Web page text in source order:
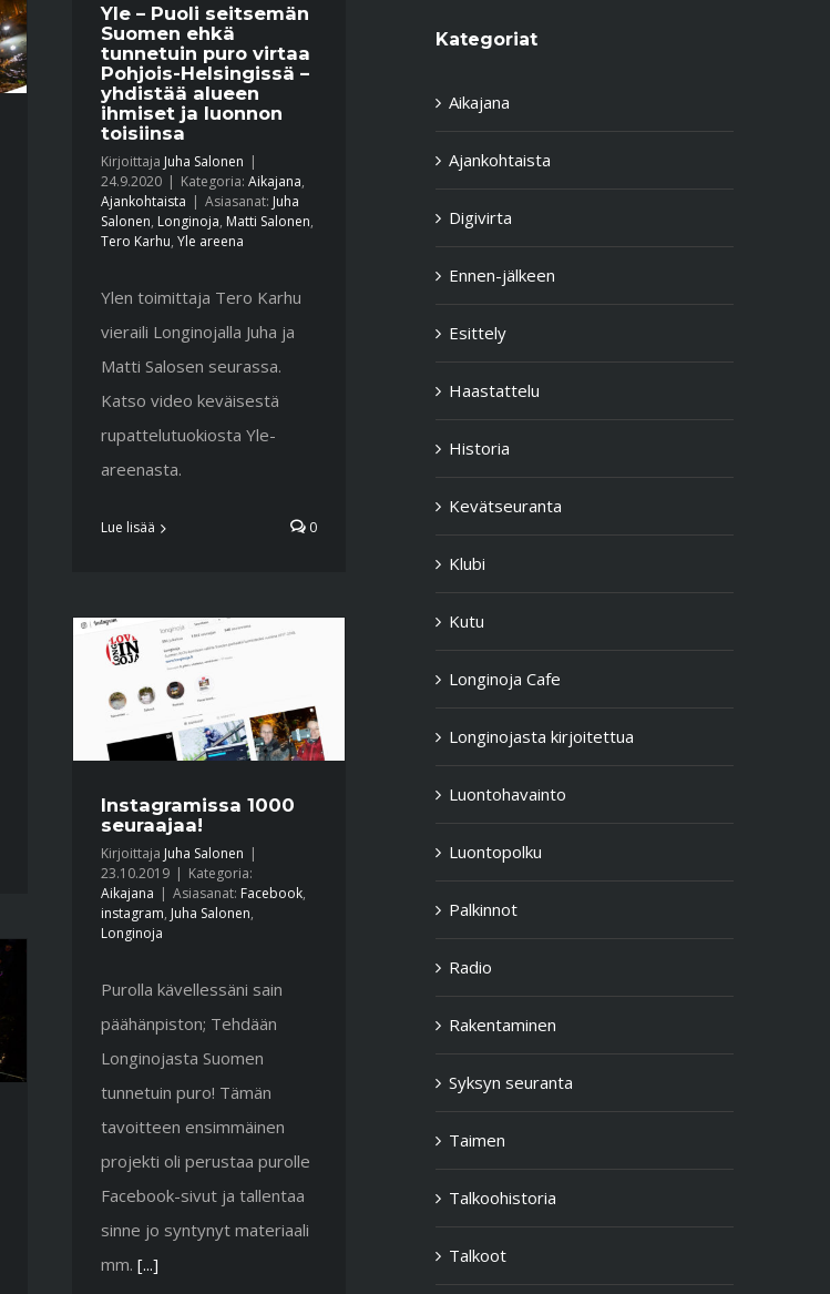
Yle – Puoli seitsemän
Suomen ehkä
tunnetuin puro virtaa
Pohjois-Helsingissä –
yhdistää alueen
ihmiset ja luonnon
toisiinsa
Kirjoittaja Juha Salonen |
24.9.2020 | Kategoria: Aikajana,
Ajankohtaista | Asiasanat: Juha
Salonen, Longinoja, Matti Salonen,
Tero Karhu, Yle areena
Ylen toimittaja Tero Karhu
vieraili Longinojalla Juha ja
Matti Salosen seurassa.
Katso video keväisestä
rupattelutuokiosta Yle-
areenasta.
Lue lisää 0
Instagramissa 1000
seuraajaa!
Kirjoittaja Juha Salonen |
23.10.2019 | Kategoria:
Aikajana | Asiasanat: Facebook,
instagram, Juha Salonen,
Longinoja
Purolla kävellessäni sain
päähänpiston; Tehdään
Longinojasta Suomen
tunnetuin puro! Tämän
tavoitteen ensimmäinen
projekti oli perustaa purolle
Facebook-sivut ja tallentaa
sinne jo syntynyt materiaali
mm. [...]
Kategoriat
Aikajana
Ajankohtaista
Digivirta
Ennen-jälkeen
Esittely
Haastattelu
Historia
Kevätseuranta
Klubi
Kutu
Longinoja Cafe
Longinojasta kirjoitettua
Luontohavainto
Luontopolku
Palkinnot
Radio
Rakentaminen
Syksyn seuranta
Taimen
Talkoohistoria
Talkoot